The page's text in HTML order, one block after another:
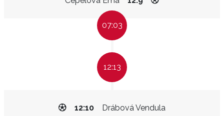
07:03
12:13
Drábová Vendula
12:10